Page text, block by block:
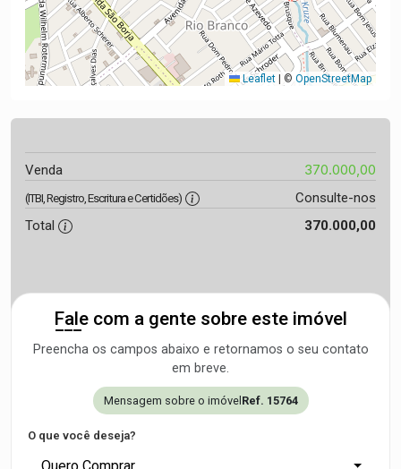
Leaflet © OpenStreetMap
Venda 370.000,00
(ITBI, Registro, Escritura e Certidões)
Consulte-nos
Total
370.000,00
Fale com a gente sobre este imóvel
Preencha os campos abaixo e retornamos o seu contato
em breve.
Mensagem sobre o imóvel Ref. 15764
O que você deseja?